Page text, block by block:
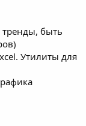
быть
Утилиты для